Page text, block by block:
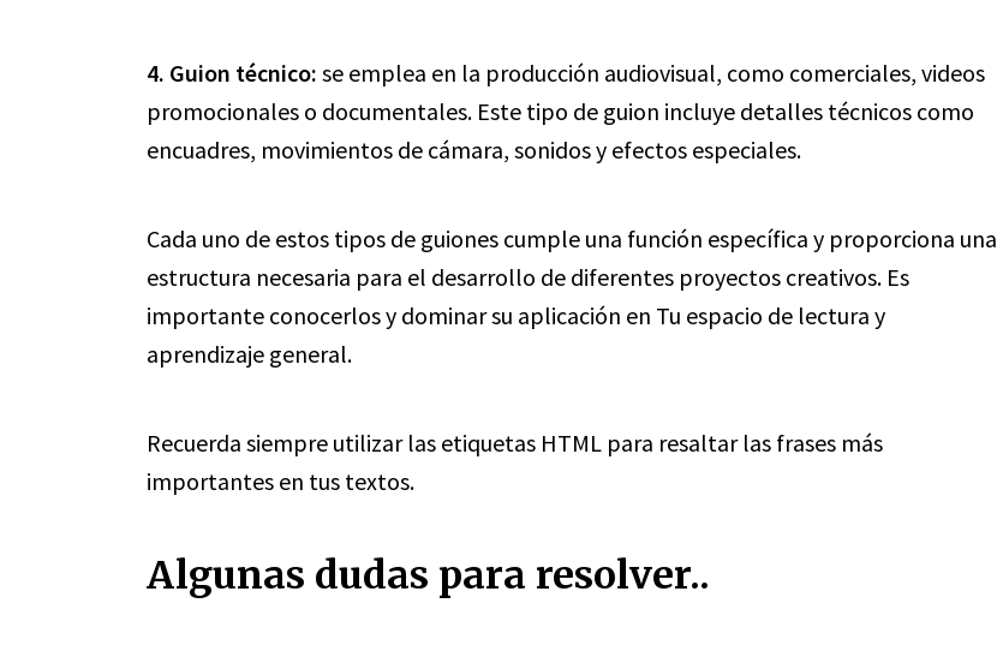
4. Guion técnico: se emplea en la producción audiovisual, como comerciales, videos
promocionales o documentales. Este tipo de guion incluye detalles técnicos como
encuadres, movimientos de cámara, sonidos y efectos especiales.
Cada uno de estos tipos de guiones cumple una función específica y proporciona una
estructura necesaria para el desarrollo de diferentes proyectos creativos. Es
importante conocerlos y dominar su aplicación en Tu espacio de lectura y
aprendizaje general.
Recuerda siempre utilizar las etiquetas HTML para resaltar las frases más
importantes en tus textos.
Algunas dudas para resolver..